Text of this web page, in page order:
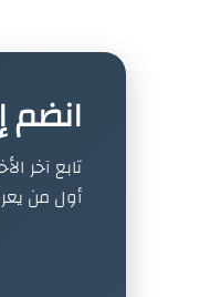
انضم
تابع آخر
أول من